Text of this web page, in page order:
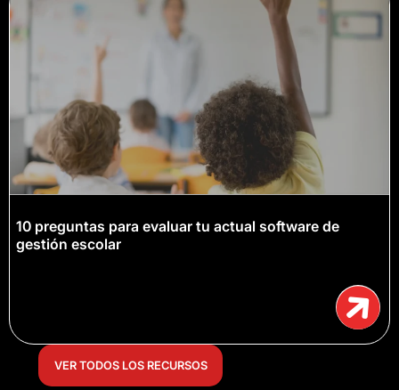
10 preguntas para evaluar tu actual software de
gestión escolar
VER TODOS LOS RECURSOS